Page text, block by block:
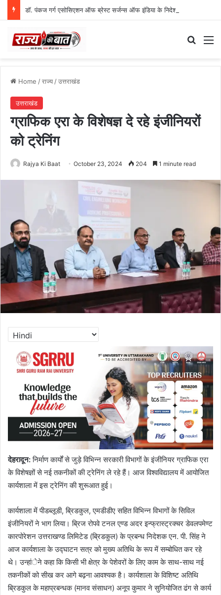
Home /राज्य/उत्तराखंड
उत्तराखंड
ग्राफिक एरा के विशेषज्ञ दे रहे इंजीनियरों
को ट्रेनिंग
Rajya Ki Baat October 23, 2024 204 1 minute read
देहरादून: निर्माण कार्यों से जुड़े विभिन्न सरकारी विभागों के इंजीनियर ग्राफिक एरा
के विशेषज्ञों से नई तकनीकों की ट्रेनिंग ले रहे हैं। आज विश्वविद्यालय में आयोजित
कार्यशाला में इस ट्रेनिंग की शुरूआत हुई।
कार्यशाला में पीडब्लूडी, ब्रिडकुल, एमडीडीए सहित विभिन्न विभागों के सिविल
इंजीनियरों ने भाग लिया। ब्रिज रोपवे टनल एण्ड अदर इन्फ्रास्ट्रक्चर डेवलपमेण्ट
कारपोरेशन उत्तराखण्ड लिमिटेड (ब्रिडकुल) के प्रबन्ध निदेशक एन. पी. सिंह ने
आज कार्यशाला के उद्घाटन सत्र को मुख्य अतिथि के रूप में सम्बोधित कर रहे
थे। उन्हांेने कहा कि किसी भी क्षेत्र के पेशेवरों के लिए काम के साथ-साथ नई
तकनीकों को सीख कर आगे बढ़ना आवश्यक है। कार्यशाला के विशिष्ट अतिथि
ब्रिडकुल के महाप्रबन्धक (मानव संसाधन) अनूप कुमार ने सुनियोजित ढंग से कार्य